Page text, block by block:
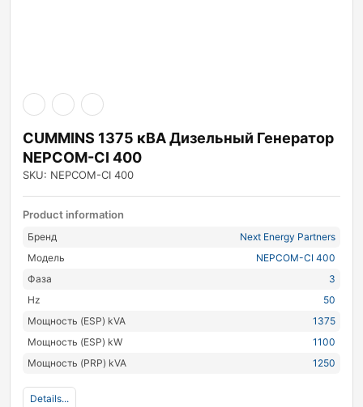
CUMMINS 1375 кВА Дизельный Генератор
NEPCOM-CI 400
SKU: NEPCOM-CI 400
Product information
Бренд
Next Energy Partners
Модель
NEPCOM-CI 400
Фаза
3
Hz
50
Мощность (ESP) kVA
1375
Мощность (ESP) kW
1100
Мощность (PRP) kVA
1250
Details...